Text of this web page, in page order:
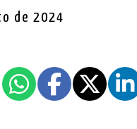
de 2024